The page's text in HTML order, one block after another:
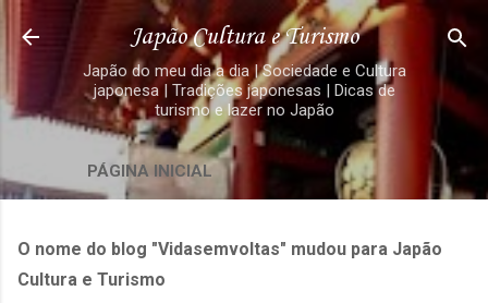
Pular para o conteúdo principal
Japão Cultura e Turismo
Japão do meu dia a dia | Sociedade e Cultura
japonesa | Tradições japonesas | Dicas de
turismo e lazer no Japão
PÁGINA INICIAL
O nome do blog "Vidasemvoltas" mudou para Japão
Cultura e Turismo